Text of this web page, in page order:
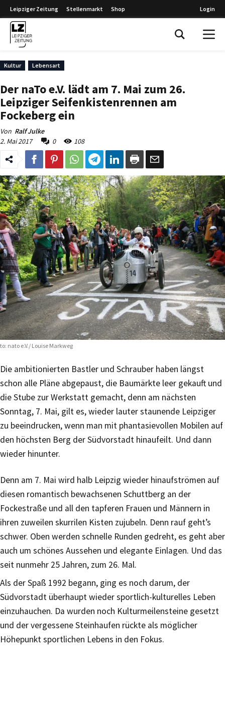
Leipziger Zeitung Stellenmarkt Shop Login
Kultur Lebensart
Der naTo e.V. lädt am 7. Mai zum 26.
Leipziger Seifenkistenrennen am
Fockeberg ein
Von Ralf Julke
2. Mai 2017
0 108
nato e.V./ Louise Markweg
Die ambitionierten Bastler und Schrauber haben längst
schon alle Pläne abgepaust, die Baumärkte leer gekauft und
die Stube zur Werkstatt gemacht, denn am nächsten
Sonntag, 7. Mai, gilt es, wieder lauter staunende Leipziger
zu beeindrucken, wenn man mit phantasievollen Mobilen auf
den höchsten Berg der Südvorstadt hinaufeilt. Und dann
wieder hinunter.
Denn am 7. Mai wird halb Leipzig wieder hinaufströmen auf
diesen romantisch bewachsenen Schuttberg an der
Fockestraße und all den tapferen Frauen und Männern in
ihren zuweilen skurrilen Kisten zujubeln. Denn rauf geht’s
schwer. Oben werden schnelle Runden gedreht, es geht aber
auch um schönes Aussehen und elegante Einlagen. Und das
seit nunmehr 25 Jahren, zum 26. Mal.
Als der Spaß 1992 begann, ging es noch darum, der
Südvorstadt überhaupt wieder sportlich-kulturelles Leben
einzuhauchen. Da wurden noch Kulturmeilensteine gesetzt
und der vergessene Steinhaufen rückte als möglicher
Höhepunkt sportlichen Lebens in den Fokus.